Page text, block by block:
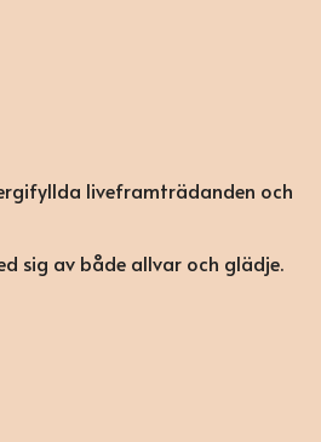
liveframträdanden och
sig av både allvar och glädje.